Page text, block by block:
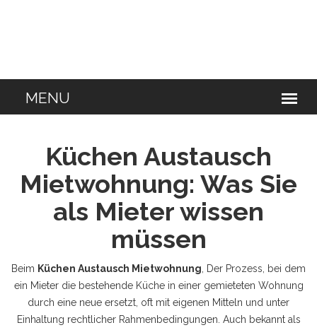
Küchen Austausch
Mietwohnung: Was Sie
als Mieter wissen
müssen
Beim Küchen Austausch Mietwohnung
Der Prozess, bei dem
ein Mieter die bestehende Küche in einer gemieteten Wohnung
durch eine neue ersetzt, oft mit eigenen Mitteln und unter
Einhaltung rechtlicher Rahmenbedingungen . Auch bekannt als